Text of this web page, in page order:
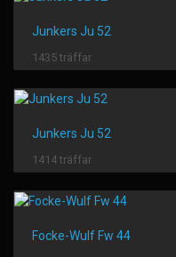
Junkers Ju 52
1435 träffar
Junkers Ju 52
1414 träffar
Focke-Wulf Fw 44